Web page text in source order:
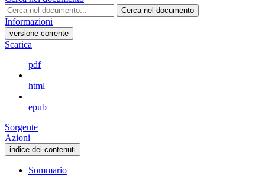
Cerca nel documento
Informazioni
versione-corrente
Scarica
pdf
html
epub
Sorgente
Azioni
indice dei contenuti
Sommario